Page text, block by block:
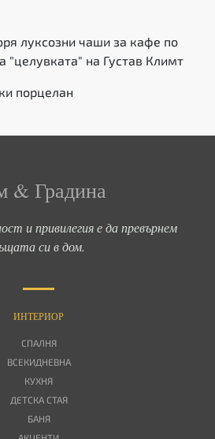
луксозни чаши за кафе по
"целувката" на Густав Климт
порцелан
& Градина
и привилегия е да превърнем
си в дом.
ИНТЕРИОР
СПАЛНЯ
ВСЕКИДНЕВНА
КУХНЯ
ДЕТСКА СТАЯ
БАНЯ